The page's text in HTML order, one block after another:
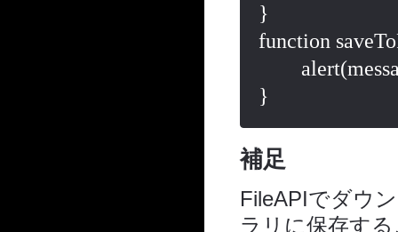
}
function
}
補足
FileAPIでダウ
ラリに保存す